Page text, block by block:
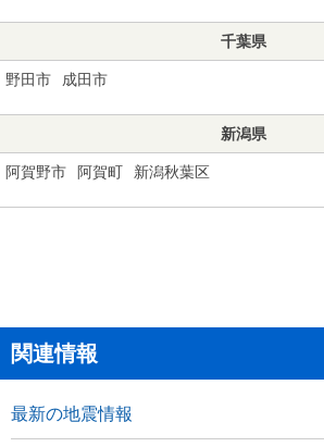
千葉県
野田市 成田市
新潟県
阿賀野市 阿賀町 新潟秋葉区
関連情報
最新の地震情報